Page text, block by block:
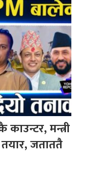
मन्त्री
जताततै